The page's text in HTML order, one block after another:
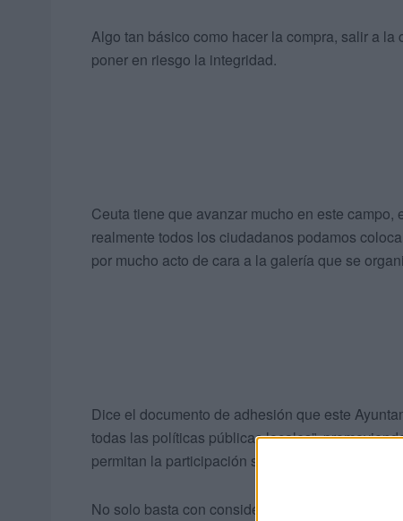
Algo tan básico como hacer la compra, salir a
poner en riesgo la integridad.
Ceuta tiene que avanzar mucho en este
realmente todos los ciudadanos podamos
por mucho acto de cara a la galería que se
Dice el documento de adhesión que este
todas las políticas públicas locales”,
permitan la participación segura, cómoda y
No solo basta con considerar algo tan básico